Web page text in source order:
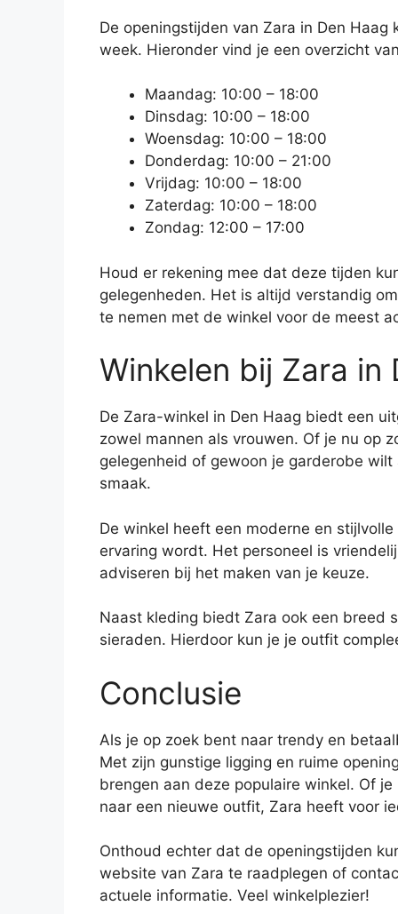
De openingstijden van Zara in Den
week. Hieronder vind je een overzicht
Maandag: 10:00 – 18:00
Dinsdag: 10:00 – 18:00
Woensdag: 10:00 – 18:00
Donderdag: 10:00 – 21:00
Vrijdag: 10:00 – 18:00
Zaterdag: 10:00 – 18:00
Zondag: 12:00 – 17:00
Houd er rekening mee dat deze tijden
gelegenheden. Het is altijd verstandig
te nemen met de winkel voor de meest
Winkelen bij Zara in
De Zara-winkel in Den Haag biedt een
zowel mannen als vrouwen. Of je nu op
gelegenheid of gewoon je garderobe
smaak.
De winkel heeft een moderne en
ervaring wordt. Het personeel is
adviseren bij het maken van je keuze.
Naast kleding biedt Zara ook een breed
sieraden. Hierdoor kun je je outfit
Conclusie
Als je op zoek bent naar trendy en
Met zijn gunstige ligging en ruime
brengen aan deze populaire winkel. Of
naar een nieuwe outfit, Zara heeft voor
Onthoud echter dat de openingstijden
website van Zara te raadplegen of
actuele informatie. Veel winkelplezier!